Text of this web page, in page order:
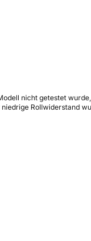
nicht getestet
Rollwiderstand